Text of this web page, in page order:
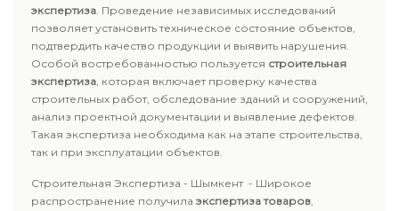
экспертиза. Проведение независимых исследований
позволяет установить техническое состояние объектов,
подтвердить качество продукции и выявить нарушения.
Особой востребованностью пользуется строительная
экспертиза, которая включает проверку качества
строительных работ, обследование зданий и сооружений,
анализ проектной документации и выявление дефектов.
Такая экспертиза необходима как на этапе строительства,
так и при эксплуатации объектов.
Строительная Экспертиза - Шымкент - Широкое
распространение получила экспертиза товаров,